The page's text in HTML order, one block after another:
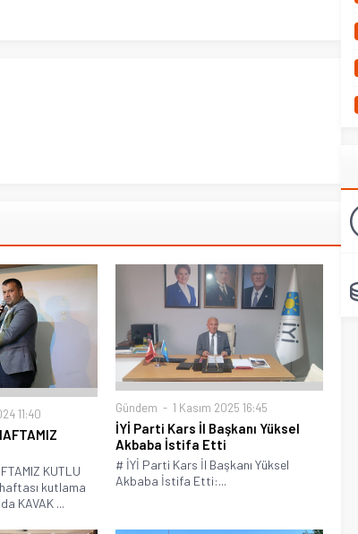
11:40
KUTLU
kutlama
KAVAK ...
Gündem 1 Kasım 2025 16:45
İYİ Parti Kars İl Başkanı Yüksel
Akbaba İstifa Etti
# İYİ Parti Kars İl Başkanı Yüksel
Akbaba İstifa Etti:...